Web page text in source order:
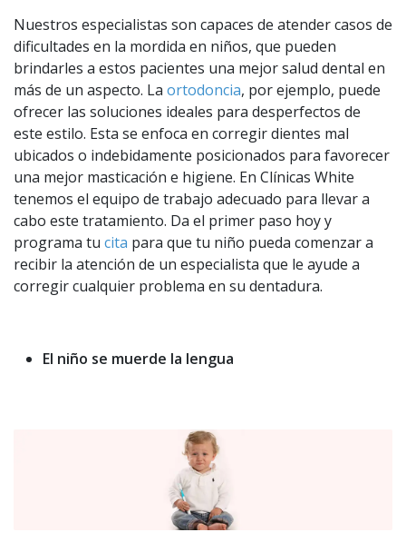
Nuestros especialistas son capaces de atender casos de
dificultades en la mordida en niños, que pueden
brindarles a estos pacientes una mejor salud dental en
más de un aspecto. La ortodoncia, por ejemplo, puede
ofrecer las soluciones ideales para desperfectos de
este estilo. Esta se enfoca en corregir dientes mal
ubicados o indebidamente posicionados para favorecer
una mejor masticación e higiene. En Clínicas White
tenemos el equipo de trabajo adecuado para llevar a
cabo este tratamiento. Da el primer paso hoy y
programa tu cita para que tu niño pueda comenzar a
recibir la atención de un especialista que le ayude a
corregir cualquier problema en su dentadura.
El niño se muerde la lengua